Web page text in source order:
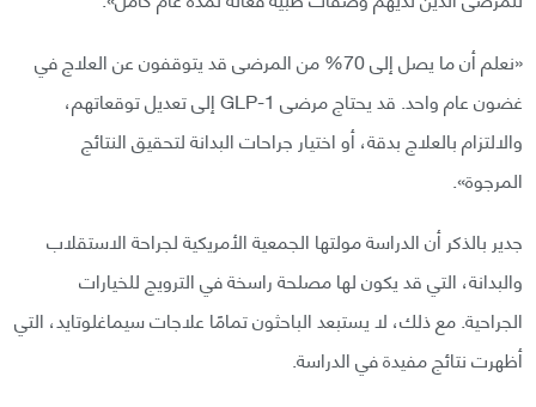
«نعلم أن ما يصل إلى 70% من المرضى قد يتوقفون عن العلاج في
غضون عام واحد. قد يحتاج مرضى GLP-1 إلى تعديل توقعاتهم،
والالتزام بالعلاج بدقة، أو اختيار جراحات البدانة لتحقيق النتائج
المرجوة».
جدير بالذكر أن الدراسة مولتها الجمعية الأمريكية لجراحة الاستقلاب
والبدانة، التي قد يكون لها مصلحة راسخة في الترويج للخيارات
الجراحية. مع ذلك، لا يستبعد الباحثون تمامًا علاجات سيماغلوتايد، التي
أظهرت نتائج مفيدة في الدراسة.